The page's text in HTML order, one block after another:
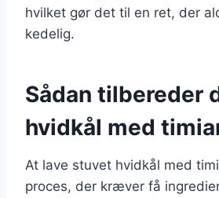
hvilket gør det til en ret, der
kedelig.
Sådan tilbereder
hvidkål med
At lave stuvet hvidkål med
proces, der kræver få